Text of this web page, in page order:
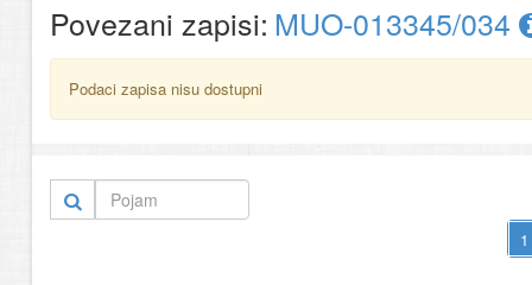
Povezani zapisi: MUO-013345/034
Podaci zapisa nisu dostupni